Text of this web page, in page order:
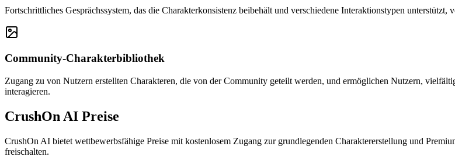
Fortschrittliches Gesprächssystem, das die Charakterkonsistenz beibehält und verschiedene Interaktionstypen
Community-Charakterbibliothek
Zugang zu von Nutzern erstellten Charakteren, die von der Community geteilt werden, und ermöglichen Nutzern,
interagieren.
CrushOn AI Preise
CrushOn AI bietet wettbewerbsfähige Preise mit kostenlosem Zugang zur grundlegenden Charaktererstellung und
freischalten.